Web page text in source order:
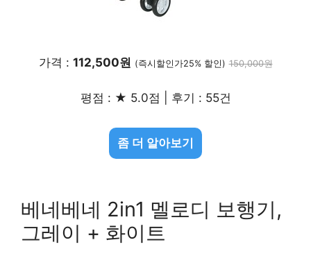
가격 : 112,500원 (즉시할인가25% 할인) 150,000원
평점 : ★ 5.0점 | 후기 : 55건
좀 더 알아보기
베네베네 2in1 멜로디 보행기,
그레이 + 화이트